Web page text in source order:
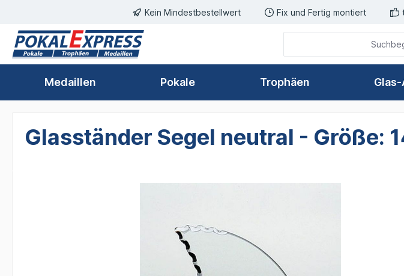
Zur Hauptnavigation springenKein Mindestbestellwert Fix und Fertig montiert
Medaillen Pokale Trophäen
Glasständer Segel neutral - Größe: